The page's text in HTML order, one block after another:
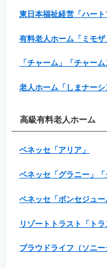
東日本福祉経営「ハート
有料老人ホーム「ミモザ
「チャーム」「チャーム
老人ホーム「しまナーシ
高級有料老人ホーム
ベネッセ「アリア」
ベネッセ「グラニー」「
ベネッセ「ボンセジュー
リゾートトラスト「トラ
プラウドライフ（ソニー